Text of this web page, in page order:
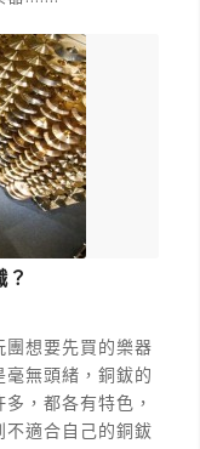
？
想要先買的樂器
無頭緒，銅鈸的
，都各有特色，
適合自己的銅鈸